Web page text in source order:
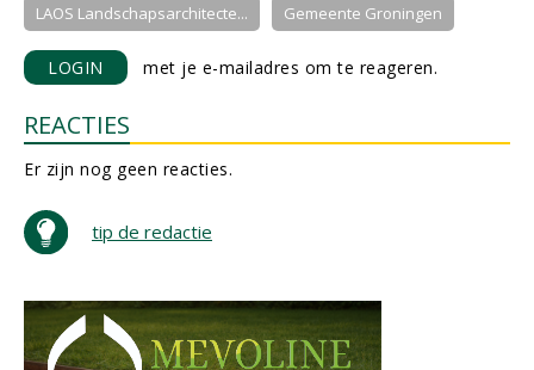
LAOS Landschapsarchitecte... Gemeente Groningen
LOGIN met je e-mailadres om te reageren.
REACTIES
Er zijn nog geen reacties.
tip de redactie